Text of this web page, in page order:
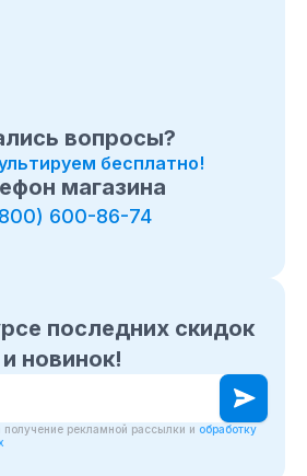
последних скидок
и новинок!
на новости
рекламной рассылки и обработку
вопросы?
бесплатно!
магазина
600-86-74